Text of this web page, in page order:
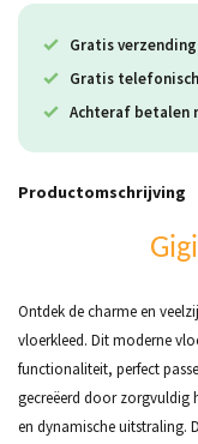
Gratis
Gratis
Achteraf betalen
Productomschrijving
Ontdek de charme en
vloerkleed. Dit moderne
functionaliteit, perfect
gecreëerd door zorgvuldig
en dynamische uitstraling.